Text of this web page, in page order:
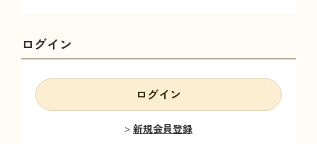
ログイン
ログイン
新規会員登録